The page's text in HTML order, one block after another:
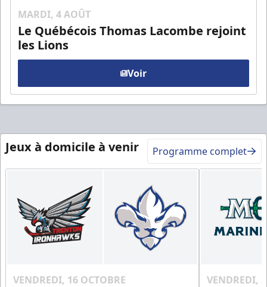
MARDI, 4 AOÛT
Le Québécois Thomas Lacombe rejoint
les Lions
Voir
Jeux à domicile à venir Programme complet
VENDREDI, 16 OCTOBRE VENDREDI,